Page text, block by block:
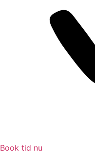
Book tid nu